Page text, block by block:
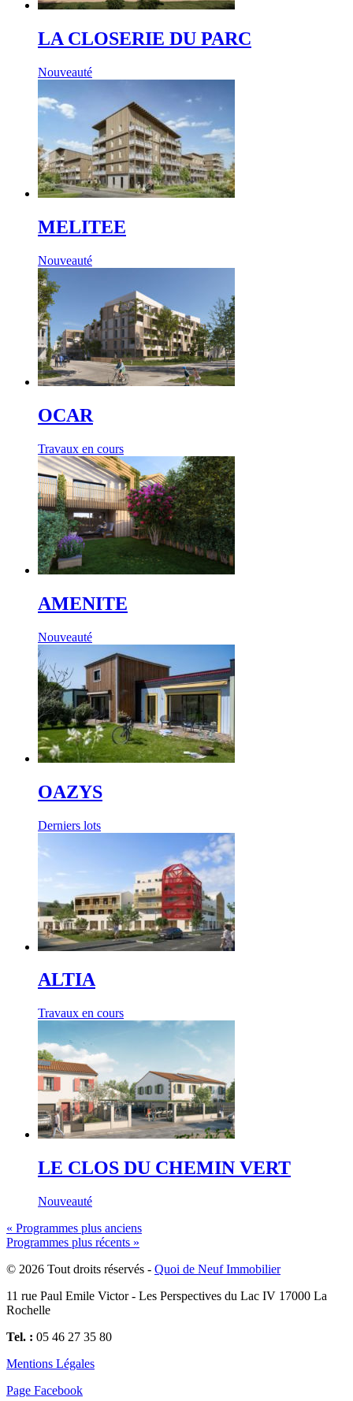
LA CLOSERIE DU PARC
Nouveauté
MELITEE
Nouveauté
OCAR
Travaux en cours
AMENITE
Nouveauté
OAZYS
Derniers lots
ALTIA
Travaux en cours
LE CLOS DU CHEMIN VERT
Nouveauté
« Programmes plus anciens
Programmes plus récents »
© 2026 Tout droits réservés - Quoi de Neuf Immobilier
11 rue Paul Emile Victor - Les Perspectives du Lac IV 17000 La
Rochelle
Tel. : 05 46 27 35 80
Mentions Légales
Page Facebook